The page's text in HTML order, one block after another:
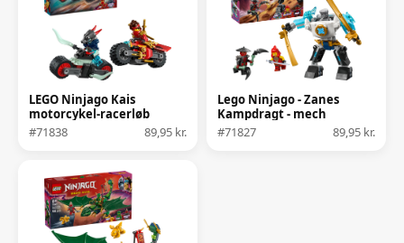
LEGO Ninjago Kais
motorcykel-racerløb
#71838
89,95 kr.
Lego Ninjago - Zanes
Kampdragt - mech
#71827
89,95 kr.